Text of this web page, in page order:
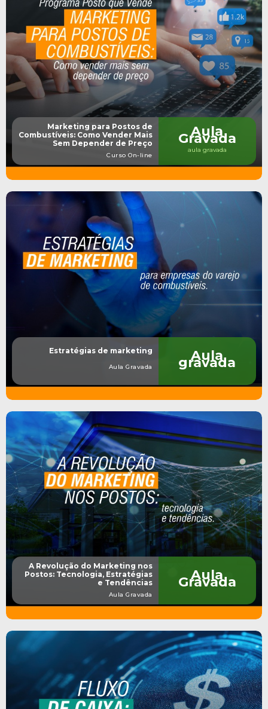
Marketing para Postos de
Combustíveis: Como Vender Mais
Sem Depender de Preço
Curso On-line
Aula
Gravada
aula gravada
Estratégias de marketing
Aula Gravada
Aula
gravada
A Revolução do Marketing nos
Postos: Tecnologia, Estratégias
e Tendências
Aula Gravada
Aula
Gravada